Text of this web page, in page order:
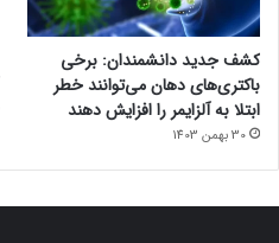
کشف جدید دانشمندان: برخی
باکتری‌های دهان می‌توانند خطر
ابتلا به آلزایمر را افزایش دهند
30 بهمن 1403